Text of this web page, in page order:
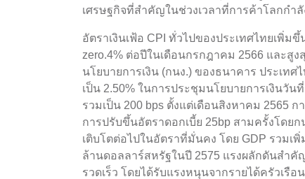
เศรษฐกิจที่สำคัญในช่วงเวลาที่การค้าโลกกำ
อัตราเงินเฟ้อ CPI ทั่วไปของประเทศไทยเพิ่ม
zero.4% ต่อปีในเดือนกรกฎาคม 2566 และสู
นโยบายการเงิน (กนง.) ของธนาคาร ประเท
เป็น 2.50% ในการประชุมนโยบายการเงินวั
รวมเป็น 200 bps ตั้งแต่เดือนสิงหาคม 2565
การปรับขึ้นอัตราดอกเบี้ย 25bp สามครั้งโดย
เติบโตต่อไปในอัตราที่มั่นคง โดย GDP รวมเ
ล้านดอลลาร์สหรัฐในปี 2575 แรงผลักดันสำ
รวดเร็ว โดยได้รับแรงหนุนจากรายได้ครัวเรื